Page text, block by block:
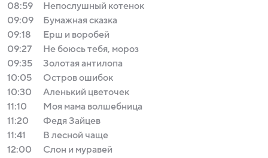
08:59
Непослушный котенок
09:09
Бумажная сказка
09:18
Ерш и воробей
09:27
Не боюсь тебя, мороз
09:35
Золотая антилопа
10:05
Остров ошибок
10:30
Аленький цветочек
11:10
Моя мама волшебница
11:20
Федя Зайцев
11:41
В лесной чаще
12:00
Слон и муравей